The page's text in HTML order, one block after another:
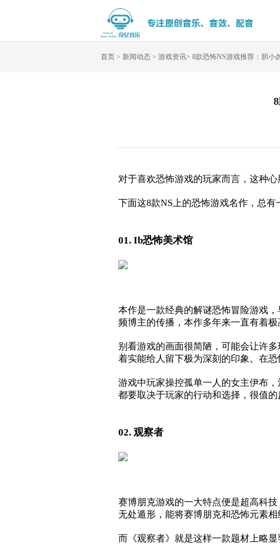
首页 > 新闻动态 > 游戏资讯> 8款恐怖NS游戏推荐：胆小
对于喜欢恐怖游戏的玩家而言，这种
下面这8款NS上的恐怖游戏名作，总有
01. Ib恐怖美术馆
本作是一款经典的解谜恐怖冒险游戏
频博主的传播，本作多年来一直有着极
别看游戏的画面很简陋，可能会让许
着实能给人留下极为深刻的印象。在
游戏中玩家操控孤单一人的女主伊布
都要取决于玩家的行动和选择，很值的
02. 观察者
赛博朋克游戏的一大特点便是超高科
无处遁形，能将赛博朋克和恐怖元素相
而《观察者》就是这样一款题材上略